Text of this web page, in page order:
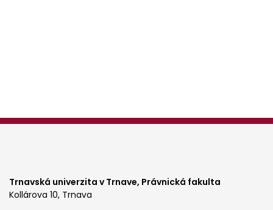
Trnavská univerzita v Trnave, Právnická fakulta
Kollárova 10, Trnava